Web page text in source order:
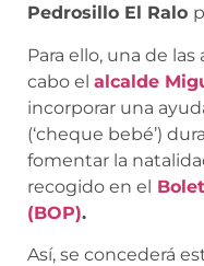
Pedrosillo El Ralo
Para ello, una de
cabo el alcalde
incorporar una
(‘cheque bebé’)
fomentar la
recogido en el
(BOP).
Así, se concederá